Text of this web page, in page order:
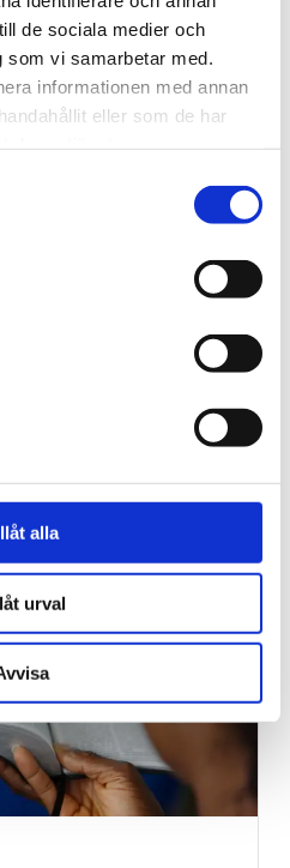
de sociala medier och
vi samarbetar med.
informationen med annan
eller som de har
alla
urval
till Sveriges
i Libanon